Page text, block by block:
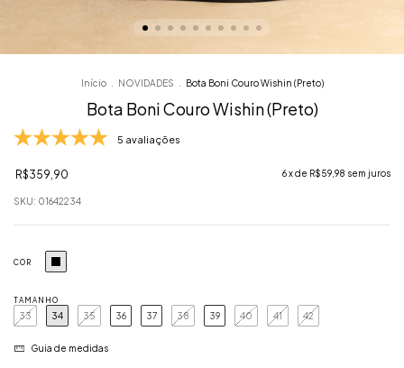
Início NOVIDADES Bota Boni Couro Wishin (Preto)
Bota Boni Couro Wishin (Preto)
5 avaliações
R$359,90 6x de R$59,98 sem juros
SKU: 01642234
COR
TAMANHO
33 34 35 36 37 38 39 40 41 42
Guia de medidas